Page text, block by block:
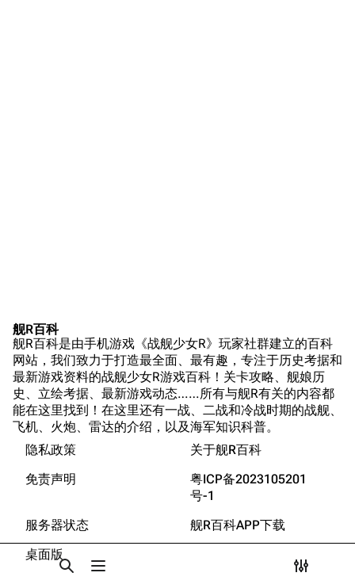
打开/关闭搜索
打开/关闭菜单
平贺让数字档案馆
Hyper War
Fold3
大英帝国战争博物
馆
Naval History
德国联邦数字档案
打开/关
未登录
未登录用户的IP地址会在进行任意编辑后公开展示。
创建账号
登录
相关更改
可打印版
固定链接
页面信息
Cargo数据
引用此页
原型简介
服役历史
退役和拆解
游戏相关
台词解析
同厂舰娘
参考链接与注释
舰R百科
舰R百科是由手机游戏《战舰少女R》玩家社群建立的百科
网站，我们致力于打造最全面、最有趣，专注于历史考据和
最新游戏资料的战舰少女R游戏百科！关卡攻略、舰娘历
史、立绘考据、最新游戏动态……所有与舰R有关的内容都
能在这里找到！在这里还有一战、二战和冷战时期的战舰、
飞机、火炮、雷达的介绍，以及海军知识科普。
隐私政策
关于舰R百科
免责声明
粤ICP备2023105201
号-1
服务器状态
舰R百科APP下载
桌面版